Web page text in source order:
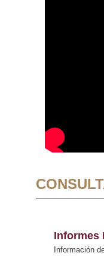
Informes
Información